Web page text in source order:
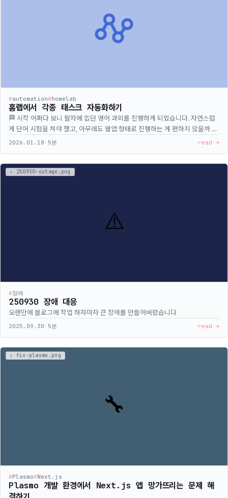
#automation#homelab
홈랩에서 각종 태스크 자동화하기
🏁 시작 어쩌다 보니 팔자에 없던 영어 과외를 진행하게 되었습니다. 자연스럽
게 단어 시험을 쳐야 했고, 아무래도 웹앱 형태로 진행하는 게 편하지 않을까 싶
은 제 판단(과 같이 수업하시는 분의 당당한 요청)에 의해 단어 공부 및 시험을
&quot;라는 질문과
2026.01.18 · 5분 read →
#장애
250930 장애 대응
오랜만에 블로그에 작업 하자마자 큰 장애를 만들어버렸습니다
2025.09.30 · 5분 read →
#Plasmo#Next.js
Plasmo 개발 환경에서 Next.js 앱 망가뜨리는 문제 해